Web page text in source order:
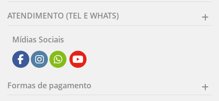
ATENDIMENTO (TEL E WHATS)
Mídias Sociais
Formas de pagamento